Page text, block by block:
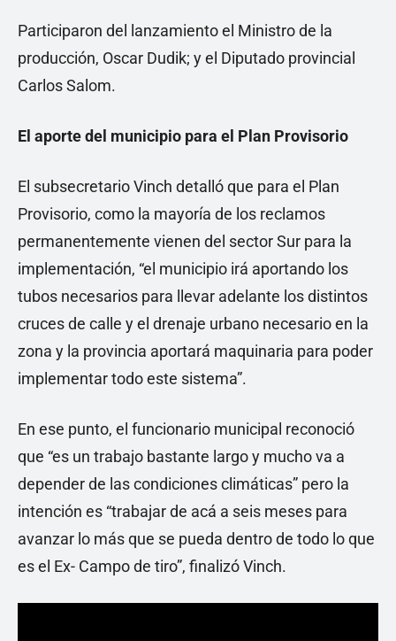
Participaron del lanzamiento el Ministro de la
producción, Oscar Dudik; y el Diputado provincial
Carlos Salom.
El aporte del municipio para el Plan Provisorio
El subsecretario Vinch detalló que para el Plan
Provisorio, como la mayoría de los reclamos
permanentemente vienen del sector Sur para la
implementación, “el municipio irá aportando los
tubos necesarios para llevar adelante los distintos
cruces de calle y el drenaje urbano necesario en la
zona y la provincia aportará maquinaria para poder
implementar todo este sistema”.
En ese punto, el funcionario municipal reconoció
que “es un trabajo bastante largo y mucho va a
depender de las condiciones climáticas” pero la
intención es “trabajar de acá a seis meses para
avanzar lo más que se pueda dentro de todo lo que
es el Ex- Campo de tiro”, finalizó Vinch.